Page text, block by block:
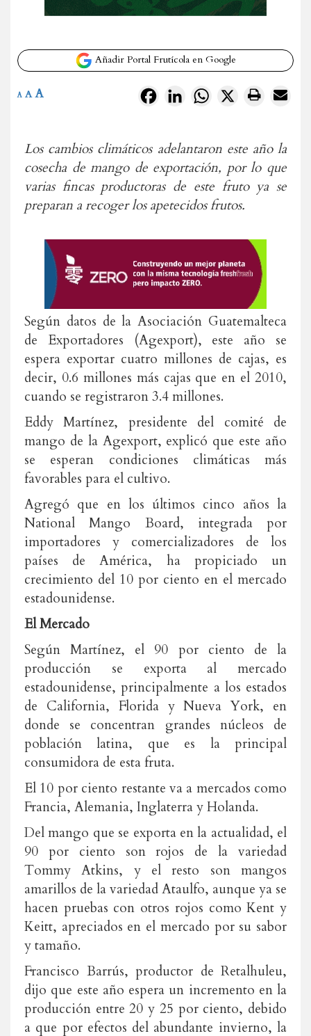
Añadir Portal Frutícola en Google
FacebookLinkedInWhatsApp
X
A A A
Los cambios climáticos adelantaron este año la
cosecha de mango de exportación, por lo que
varias fincas productoras de este fruto ya se
preparan a recoger los apetecidos frutos.
Según datos de la Asociación Guatemalteca
de Exportadores (Agexport), este año se
espera exportar cuatro millones de cajas, es
decir, 0.6 millones más cajas que en el 2010,
cuando se registraron 3.4 millones.
Eddy Martínez, presidente del comité de
mango de la Agexport, explicó que este año
se esperan condiciones climáticas más
favorables para el cultivo.
Agregó que en los últimos cinco años la
National Mango Board, integrada por
importadores y comercializadores de los
países de América, ha propiciado un
crecimiento del 10 por ciento en el mercado
estadounidense.
El Mercado
Según Martínez, el 90 por ciento de la
producción se exporta al mercado
estadounidense, principalmente a los estados
de California, Florida y Nueva York, en
donde se concentran grandes núcleos de
población latina, que es la principal
consumidora de esta fruta.
El 10 por ciento restante va a mercados como
Francia, Alemania, Inglaterra y Holanda.
Del mango que se exporta en la actualidad, el
90 por ciento son rojos de la variedad
Tommy Atkins, y el resto son mangos
amarillos de la variedad Ataulfo, aunque ya se
hacen pruebas con otros rojos como Kent y
Keitt, apreciados en el mercado por su sabor
y tamaño.
Francisco Barrús, productor de Retalhuleu,
dijo que este año espera un incremento en la
producción entre 20 y 25 por ciento, debido
a que por efectos del abundante invierno, la